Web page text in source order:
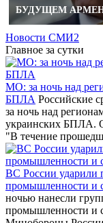
БУДУЩЕМ
Новости СМИ2
Главное за сутки
МО: за ночь над
БПЛА Российские
за ночь над
украинских БПЛА.
"В течение
ВС России ударили
промышленности и
ночью нанесли
промышленности и